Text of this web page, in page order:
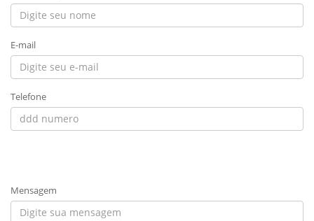
E-mail
Telefone
Mensagem